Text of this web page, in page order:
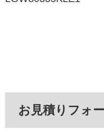
お見積りフォ